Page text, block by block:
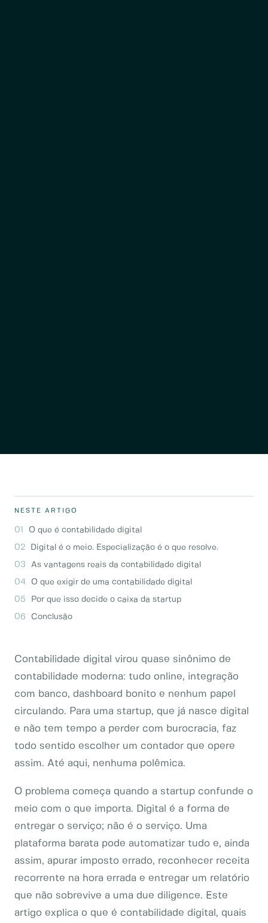
NESTE ARTIGO
O que é contabilidade digital
Digital é o meio. Especialização é o que resolve.
As vantagens reais da contabilidade digital
O que exigir de uma contabilidade digital
Por que isso decide o caixa da startup
Conclusão
Contabilidade digital virou quase sinônimo de
contabilidade moderna: tudo online, integração
com banco, dashboard bonito e nenhum papel
circulando. Para uma startup, que já nasce digital
e não tem tempo a perder com burocracia, faz
todo sentido escolher um contador que opere
assim. Até aqui, nenhuma polêmica.
O problema começa quando a startup confunde o
meio com o que importa. Digital é a forma de
entregar o serviço; não é o serviço. Uma
plataforma barata pode automatizar tudo e, ainda
assim, apurar imposto errado, reconhecer receita
recorrente na hora errada e entregar um relatório
que não sobrevive a uma due diligence. Este
artigo explica o que é contabilidade digital, quais